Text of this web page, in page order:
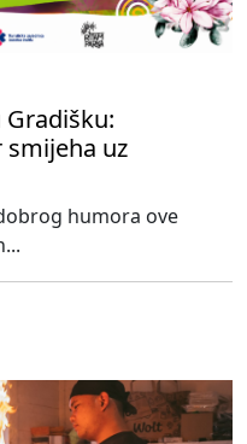
Gradišku:
smijeha uz
humora ove